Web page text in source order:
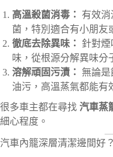
高溫殺菌消毒：
有效
菌，特別適合有小朋友
徹底去除異味：
針對
味，從根源分解異味分
溶解頑固污漬：
無論
油污，高溫蒸氣都能有
很多車主都在尋找 汽車蒸
細心程度。
汽車內籠深層清潔邊間好